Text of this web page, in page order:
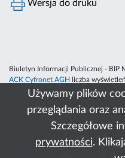
Używamy plików
przeglądania oraz
Szczegółowe
prywatności.
Wersja do druku
Biuletyn Informacji Publicznej - BIP
ACK Cyfronet AGH
liczba